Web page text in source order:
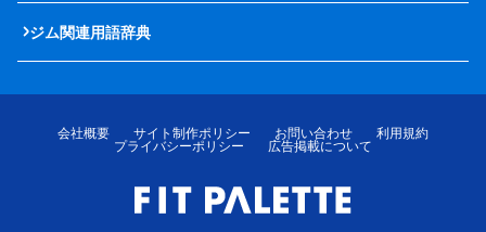
ジム関連用語辞典
会社概要 サイト制作ポリシー お問い合わせ
利用規約
プライバシーポリシー
広告掲載について